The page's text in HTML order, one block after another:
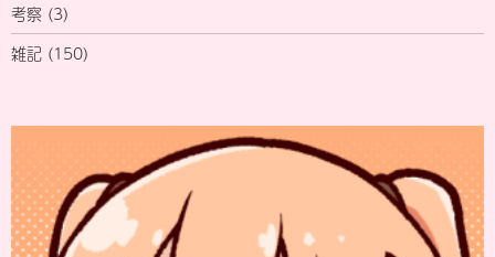
考察 (3)
雑記 (150)